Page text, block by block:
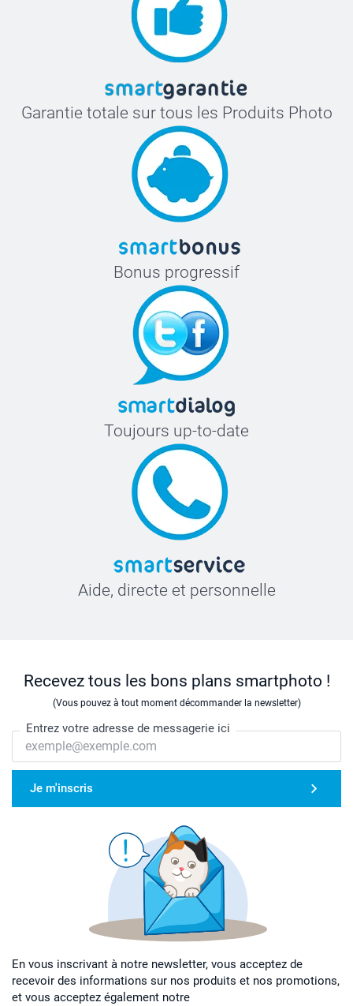
Garantie totale sur tous les Produits Photo
Bonus progressif
Toujours up-to-date
Aide, directe et personnelle
Recevez tous les bons plans smartphoto !
(Vous pouvez à tout moment décommander la newsletter)
Entrez votre adresse de messagerie ici
Je m'inscris
En vous inscrivant à notre newsletter, vous acceptez de
recevoir des informations sur nos produits et nos promotions,
et vous acceptez également notre